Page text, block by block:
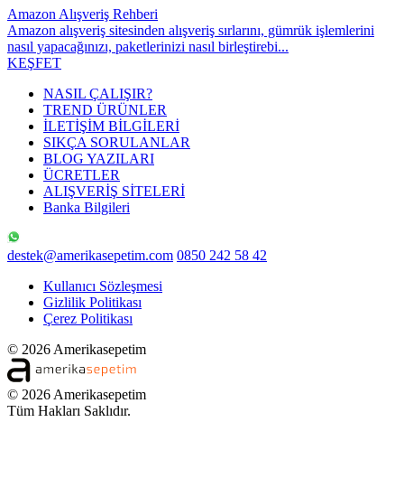
Amazon Alışveriş Rehberi
Amazon alışveriş sitesinden alışveriş sırlarını, gümrük işlemlerini
nasıl yapacağınızı, paketlerinizi nasıl birleştirebi...
KEŞFET
NASIL ÇALIŞIR?
TREND ÜRÜNLER
İLETİŞİM BİLGİLERİ
SIKÇA SORULANLAR
BLOG YAZILARI
ÜCRETLER
ALIŞVERİŞ SİTELERİ
Banka Bilgileri
destek@amerikasepetim.com 0850 242 58 42
Kullanıcı Sözleşmesi
Gizlilik Politikası
Çerez Politikası
© 2026 Amerikasepetim
© 2026 Amerikasepetim
Tüm Hakları Saklıdır.